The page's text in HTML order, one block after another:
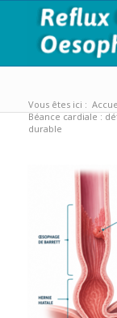
Vous êtes ici :
Béance cardiale :
durable